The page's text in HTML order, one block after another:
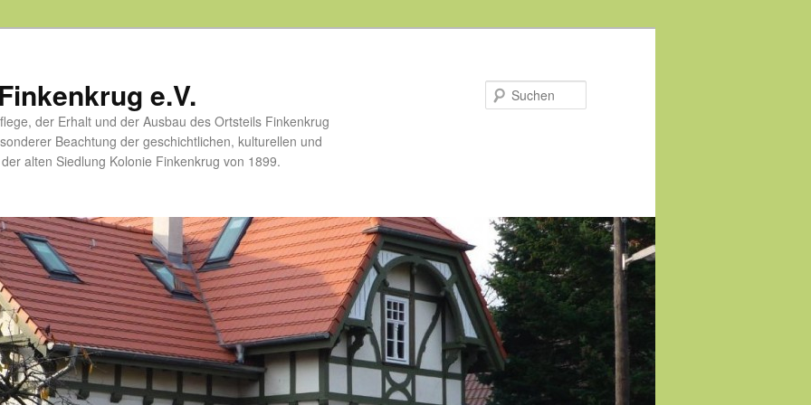
e.V.
der Erhalt und der Ausbau des Ortsteils Finkenkrug
Beachtung der geschichtlichen, kulturellen und
alten Siedlung Kolonie Finkenkrug von 1899.